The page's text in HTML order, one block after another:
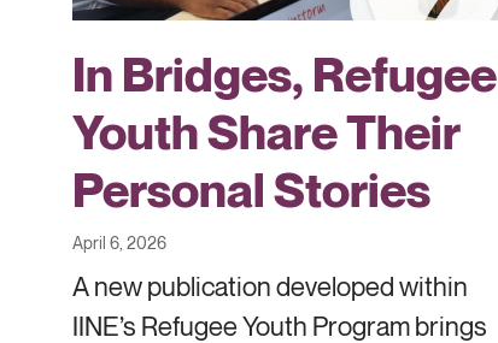
In Bridges, Refugee
Youth Share Their
Personal Stories
April 6, 2026
A new publication developed within
IINE’s Refugee Youth Program brings